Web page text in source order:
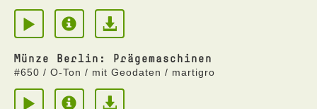
Münze Berlin: Prägemaschinen
#650 / O-Ton / mit Geodaten / martigro